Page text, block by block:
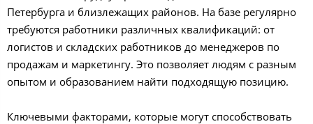
Петербурга и близлежащих районов. На базе регулярно
требуются работники различных квалификаций: от
логистов и складских работников до менеджеров по
продажам и маркетингу. Это позволяет людям с разным
опытом и образованием найти подходящую позицию.
Ключевыми факторами, которые могут способствовать